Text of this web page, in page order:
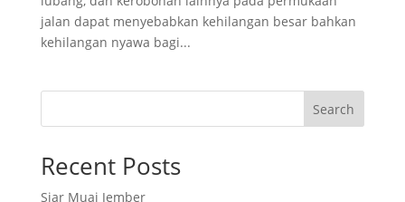
jalan dapat menyebabkan kehilangan besar bahkan
kehilangan nyawa bagi...
Search
Recent Posts
Siar Muai Jember